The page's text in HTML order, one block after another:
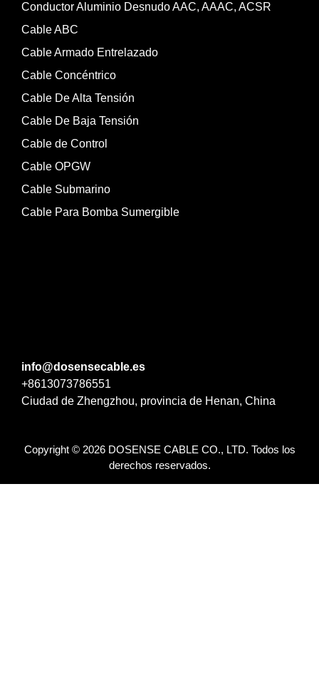
Conductor Aluminio Desnudo AAC, AAAC, ACSR
Cable ABC
Cable Armado Entrelazado
Cable Concéntrico
Cable De Alta Tensión
Cable De Baja Tensión
Cable de Control
Cable OPGW
Cable Submarino
Cable Para Bomba Sumergible
info@dosensecable.es
+8613073786551
Ciudad de Zhengzhou, provincia de Henan, China
Copyright © 2026 DOSENSE CABLE CO., LTD. Todos los
derechos reservados.